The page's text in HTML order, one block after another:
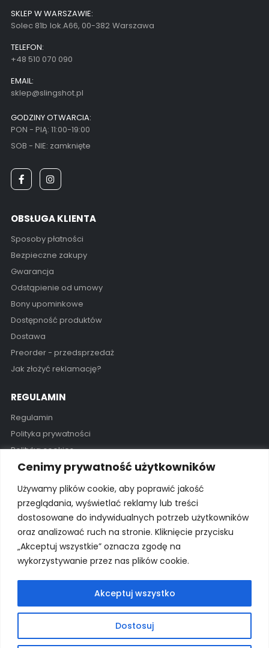
Cenimy prywatność użytkowników
Używamy plików cookie, aby poprawić jakość
przeglądania, wyświetlać reklamy lub treści
dostosowane do indywidualnych potrzeb użytkowników
oraz analizować ruch na stronie. Kliknięcie przycisku
„Akceptuj wszystkie” oznacza zgodę na
wykorzystywanie przez nas plików cookie.
Dostosuj
Akceptuj wszystko
SKLEP W WARSZAWIE:
Solec 81b lok.A66, 00-382 Warszawa
TELEFON:
+48 510 070 090
EMAIL:
sklep@slingshot.pl
GODZINY OTWARCIA:
PON - PIĄ: 11:00-19:00
SOB - NIE: zamknięte
OBSŁUGA KLIENTA
Sposoby płatności
Bezpieczne zakupy
Gwarancja
Odstąpienie od umowy
Bony upominkowe
Dostępność produktów
Dostawa
Preorder - przedsprzedaż
Jak złożyć reklamację?
REGULAMIN
Regulamin
Polityka prywatności
Polityka cookies
Pon - Pią / 11:00 - 19:00